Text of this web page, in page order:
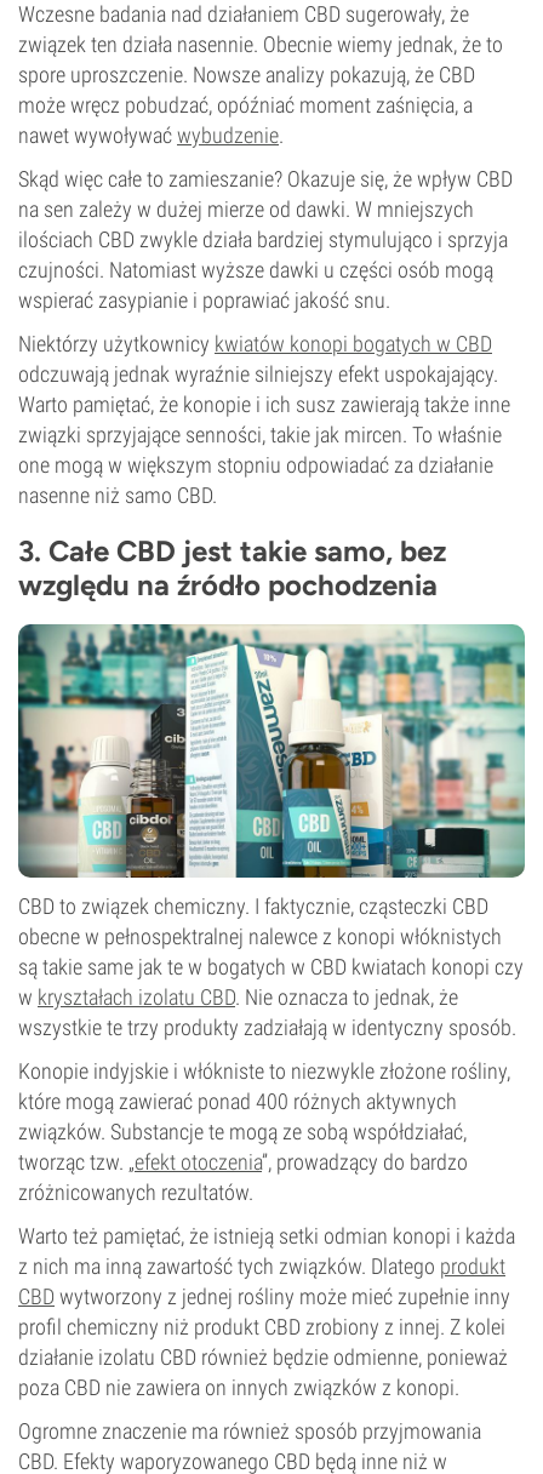
Wczesne badania nad działaniem CBD sugerowały, że
związek ten działa nasennie. Obecnie wiemy jednak, że to
spore uproszczenie. Nowsze analizy pokazują, że CBD
może wręcz pobudzać, opóźniać moment zaśnięcia, a
nawet wywoływaćwybudzenie.
Skąd więc całe to zamieszanie? Okazuje się, że wpływ CBD
na sen zależy w dużej mierze od dawki. W mniejszych
ilościach CBD zwykle działa bardziej stymulująco i sprzyja
czujności. Natomiast wyższe dawki u części osób mogą
wspierać zasypianie i poprawiać jakość snu.
Niektórzy użytkownicy kwiatów konopi bogatych w CBD
odczuwają jednak wyraźnie silniejszy efekt uspokajający.
Warto pamiętać, że konopie i ich susz zawierają także inne
związki sprzyjające senności, takie jak mircen. To właśnie
one mogą w większym stopniu odpowiadać za działanie
nasenne niż samo CBD.
3. Całe CBD jest takie samo, bez
względu na źródło pochodzenia
CBD to związek chemiczny. I faktycznie, cząsteczki CBD
obecne w pełnospektralnej nalewce z konopi włóknistych
są takie same jak te w bogatych w CBD kwiatach konopi czy
w kryształach izolatu CBD. Nie oznacza to jednak, że
wszystkie te trzy produkty zadziałają w identyczny sposób.
Konopie indyjskie i włókniste to niezwykle złożone rośliny,
które mogą zawierać ponad 400 różnych aktywnych
związków. Substancje te mogą ze sobą współdziałać,
tworząc tzw. „efekt otoczenia”, prowadzący do bardzo
zróżnicowanych rezultatów.
Warto też pamiętać, że istnieją setki odmian konopi i każda
z nich ma inną zawartość tych związków. Dlatego produkt
CBD wytworzony z jednej rośliny może mieć zupełnie inny
profil chemiczny niż produkt CBD zrobiony z innej. Z kolei
działanie izolatu CBD również będzie odmienne, ponieważ
poza CBD nie zawiera on innych związków z konopi.
Ogromne znaczenie ma również sposób przyjmowania
CBD. Efekty waporyzowanego CBD będą inne niż w